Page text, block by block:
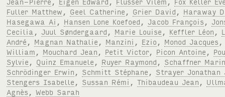
Fuller Matthew
Geel Catherine Grier David
Haraway
Hasegawa Ai
Hansen Lone Koefoed Jacob François
Cecilia
Juul Søndergaard Marie Louise Keffler Léon
André
Magnan Nathalie Manzini Ezio Monod Jacques
William
Mouchard Jean Petit Victor, Picon Antoine
Sylvie
Quinz Emanuele Ruyer Raymond
Schaffner
Schrödinger Erwin
Schmitt Stéphane
Strayer Jonathan
Stengers Isabelle
Sussan Rémi ,Thibaudeau Jean
Agnès ,Webb Sarah